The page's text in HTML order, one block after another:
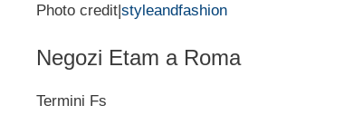
Photo credit|styleandfashion
Negozi Etam a Roma
Termini Fs